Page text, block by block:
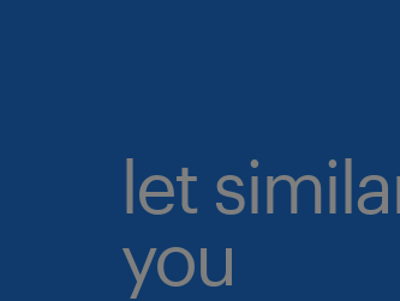
let
you